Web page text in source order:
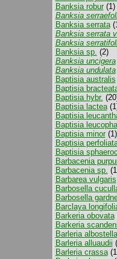
Banksia robur(1)
Banksia
Banksia serrata
Banksia serrata
Banksia
Banksia sp. (2)
Banksia uncigera
Banksia undulata
Baptisia australis
Baptisia
Baptisia hybr.
Baptisia lactea
Baptisia
Baptisia
Baptisia minor(1)
Baptisia
Baptisia
Barbacenia
Barbacenia sp.
Barbarea vulgaris
Barbosella
Barbosella
Barclaya
Barkeria obovata
Barkeria
Barleria
Barleria alluaudii
Barleria crassa